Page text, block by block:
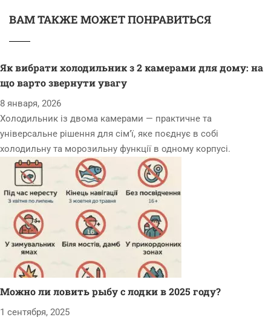
ВАМ ТАКЖЕ МОЖЕТ ПОНРАВИТЬСЯ
Як вибрати холодильник з 2 камерами для дому: на
що варто звернути увагу
8 января, 2026
Холодильник із двома камерами — практичне та
універсальне рішення для сім’ї, яке поєднує в собі
холодильну та морозильну функції в одному корпусі.
Можно ли ловить рыбу с лодки в 2025 году?
1 сентября, 2025